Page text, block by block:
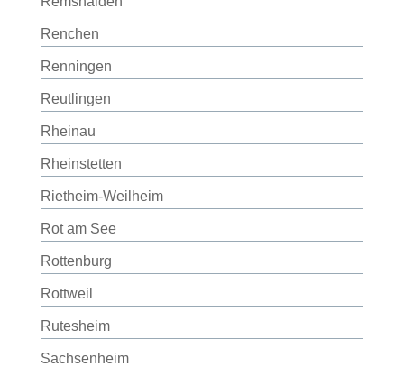
Renchen
Renningen
Reutlingen
Rheinau
Rheinstetten
Rietheim-Weilheim
Rot am See
Rottenburg
Rottweil
Rutesheim
Sachsenheim